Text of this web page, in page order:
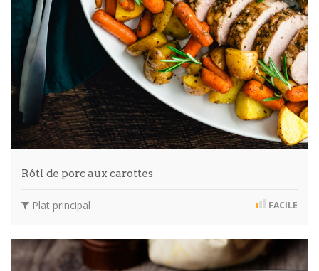
Rôti de porc aux carottes
Plat principal FACILE